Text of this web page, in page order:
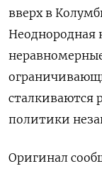
вверх ‌в
Неоднородная
сталкиваются
политики
Оригинал